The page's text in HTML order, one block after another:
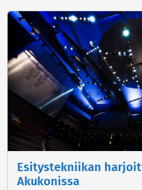
Esitystekniikan
Akukonissa